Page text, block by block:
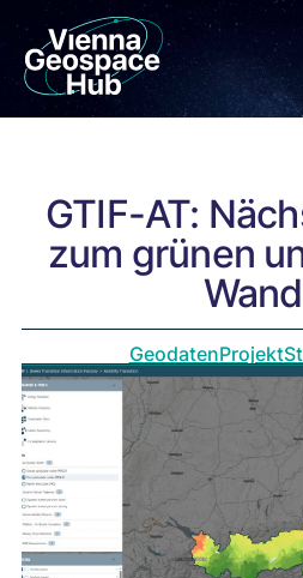
GTIF-AT:
zum grünen
GeodatenProjekt